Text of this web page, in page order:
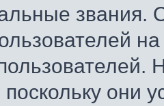
звания.
поскольку они